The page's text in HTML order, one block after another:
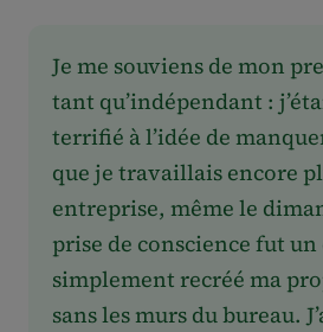
Je me souviens de mon
tant qu’indépendant :
terrifié à l’idée de
que je travaillais encore
entreprise, même le
prise de conscience fut un
simplement recréé ma
sans les murs du bureau.